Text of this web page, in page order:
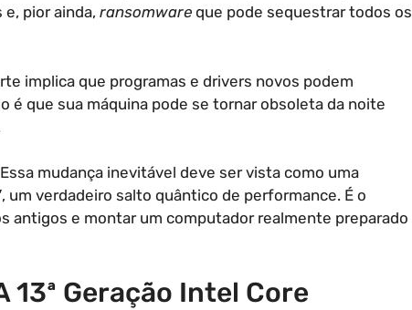
pior ainda, ransomware que pode sequestrar todos os
implica que programas e drivers novos podem
é que sua máquina pode se tornar obsoleta da noite
mudança inevitável deve ser vista como uma
, um verdadeiro salto quântico de performance. É o
antigos e montar um computador realmente preparado
13ª Geração Intel Core